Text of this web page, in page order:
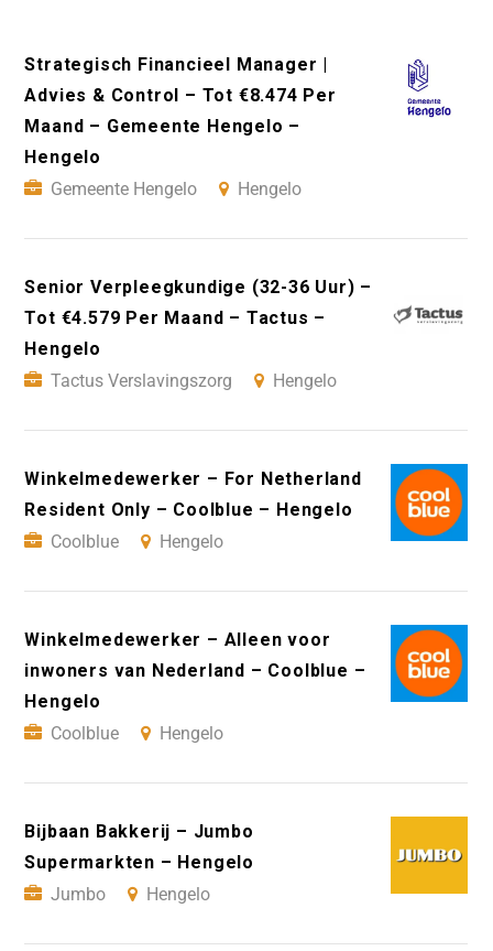
Strategisch Financieel Manager |
Advies & Control – Tot €8.474 Per
Maand – Gemeente Hengelo –
Hengelo
Gemeente Hengelo
Hengelo
Senior Verpleegkundige (32-36 Uur) –
Tot €4.579 Per Maand – Tactus –
Hengelo
Tactus Verslavingszorg
Hengelo
Winkelmedewerker – For Netherland
Resident Only – Coolblue – Hengelo
Coolblue
Hengelo
Winkelmedewerker – Alleen voor
inwoners van Nederland – Coolblue –
Hengelo
Coolblue
Hengelo
Bijbaan Bakkerij – Jumbo
Supermarkten – Hengelo
Jumbo
Hengelo